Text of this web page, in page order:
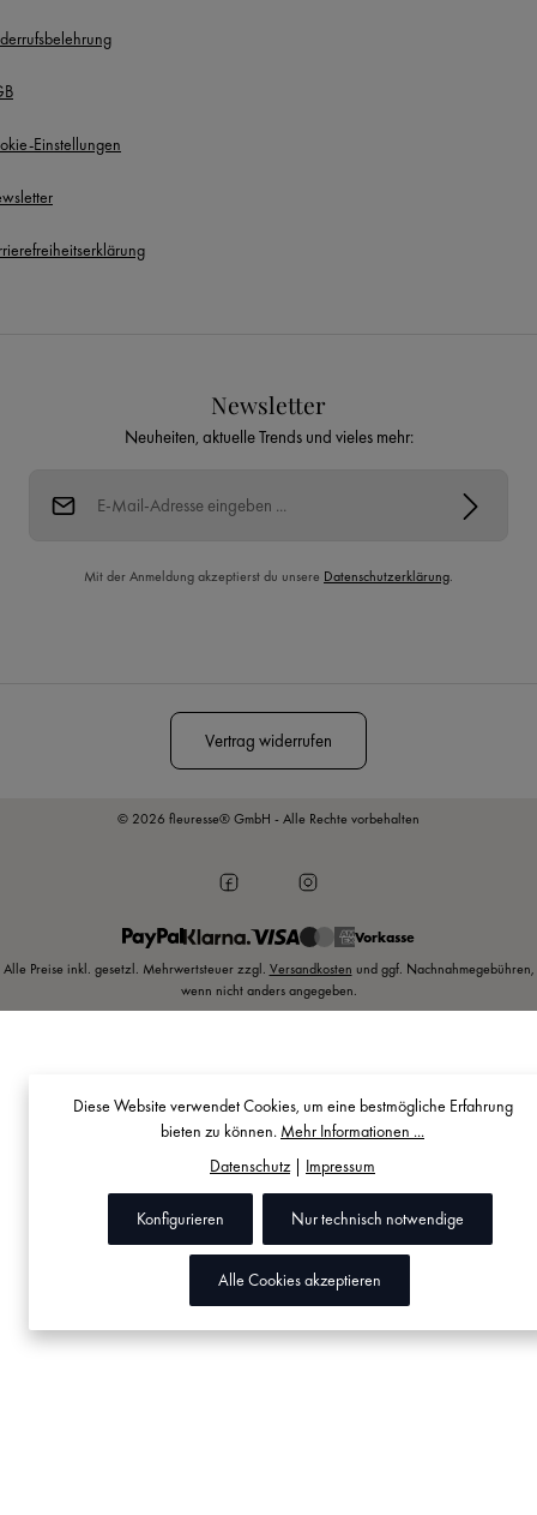
Einstellungen
Newsletter
Neuheiten, aktuelle Trends und vieles mehr:
Mit der Anmeldung akzeptierst du unsere Datenschutzerklärung.
Vertrag widerrufen
© 2026 fleuresse® GmbH - Alle Rechte vorbehalten
Vorkasse
Alle Preise inkl. gesetzl. Mehrwertsteuer zzgl. Versandkosten und ggf. Nachnahmegebühren,
wenn nicht anders angegeben.
Diese Website verwendet Cookies, um eine bestmögliche Erfahrung
bieten zu können. Mehr Informationen ...
Datenschutz| Impressum
Nur technisch notwendige
Konfigurieren
Alle Cookies akzeptieren